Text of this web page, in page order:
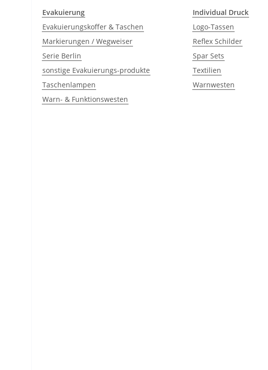
Evakuierung
Evakuierungskoffer & Taschen
Markierungen / Wegweiser
Serie Berlin
sonstige Evakuierungs-produkte
Taschenlampen
Warn- & Funktionswesten
Individual Druck
Logo-Tassen
Reflex Schilder
Spar Sets
Textilien
Warnwesten